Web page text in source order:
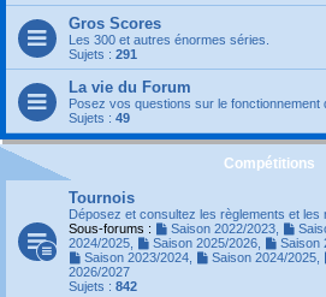
Gros Scores
Les 300 et autres énormes séries.
Sujets : 291
La vie du Forum
Posez vos questions sur le fonctionnement
Sujets : 49
Compétitions
Tournois
Déposez et consultez les règlements et les
Sous-forums :
Saison 2022/2023,
2024/2025
Saison 2025/2026, Saison
Saison 2023/2024, Saison 2024/2025,
2026/2027
Sujets : 842